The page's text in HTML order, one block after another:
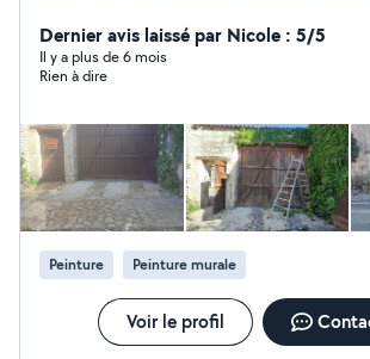
tout renseignement et devis gratuit. Voici
prestations : Élagage et abattage tout
sans camion nacelle Taille de haie Tonte
rigide avec soubassement béton Pose de panneau
claustra Petite maçonnerie Peinture
Nettoyage et hydrofuge de couverture
toiture (fuite.....) Crédit d'impôt à 50 %
me contacter pour toute demande de
ou de devis je reste à votre disposition 7
Intervention d'urgence 7 jours sur 7 24 sur
Dernier avis laissé par Nicole : 5/5
Il y a plus de 6 mois
Rien à dire
Peinture Peinture murale
Voir le profil